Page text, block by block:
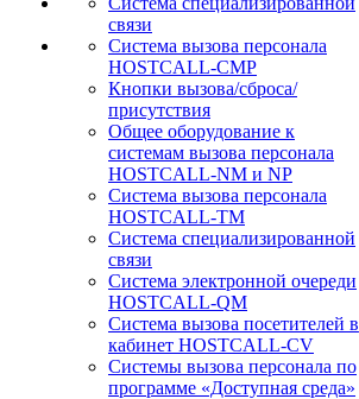
связи
Cистема вызова персонала
HOSTCALL-CMP
Кнопки вызова/сброса/
присутствия
Общее оборудование к
системам вызова персонала
HOSTCALL-NM и NP
Система вызова персонала
HOSTCALL-TM
Система специализированной
связи
Система электронной очереди
HOSTCALL-QM
Cистема вызова посетителей в
кабинет HOSTCALL-CV
Системы вызова персонала по
программе «Доступная среда»